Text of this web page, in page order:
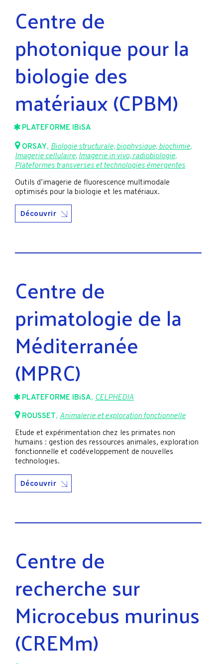
Centre de
photonique pour la
biologie des
matériaux (CPBM)
PLATEFORME IBiSA
ORSAY, Biologie structurale, biophysique, biochimie,
Imagerie cellulaire, Imagerie in vivo, radiobiologie,
Plateformes transverses et technologies émergentes
Outils d’imagerie de fluorescence multimodale
optimisés pour la biologie et les matériaux.
Découvrir
Centre de
primatologie de la
Méditerranée
(MPRC)
PLATEFORME IBiSA, CELPHEDIA
ROUSSET, Animalerie et exploration fonctionnelle
Etude et expérimentation chez les primates non
humains : gestion des ressources animales, exploration
fonctionnelle et codéveloppement de nouvelles
technologies.
Découvrir
Centre de
recherche sur
Microcebus murinus
(CREMm)